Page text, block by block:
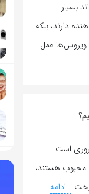
بسیار
دارند، بلکه
ویروس‌ها عمل
است.
محبوب هستند،
پخت
ادامه